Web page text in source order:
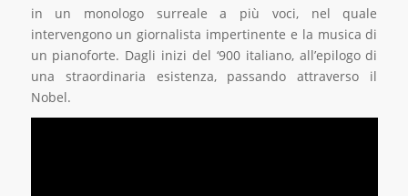
in un monologo surreale a più voci, nel quale
intervengono un giornalista impertinente e la musica di
un pianoforte. Dagli inizi del ‘900 italiano, all’epilogo di
una straordinaria esistenza, passando attraverso il
Nobel.